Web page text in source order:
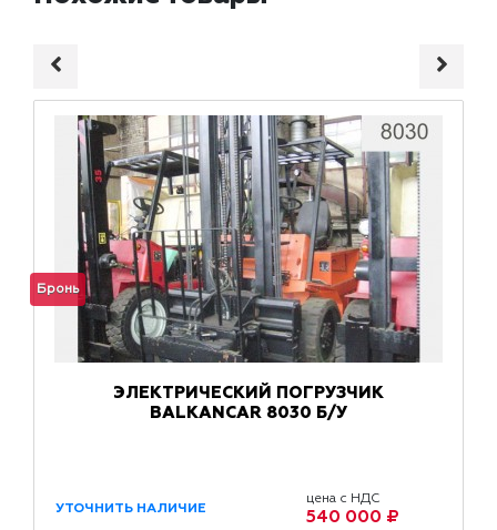
Бронь
ЭЛЕКТРИЧЕСКИЙ ПОГРУЗЧИК
BALKANCAR 8030 Б/У
УТОЧНИТЬ НАЛИЧИЕ
цена с НДС
540 000 ₽